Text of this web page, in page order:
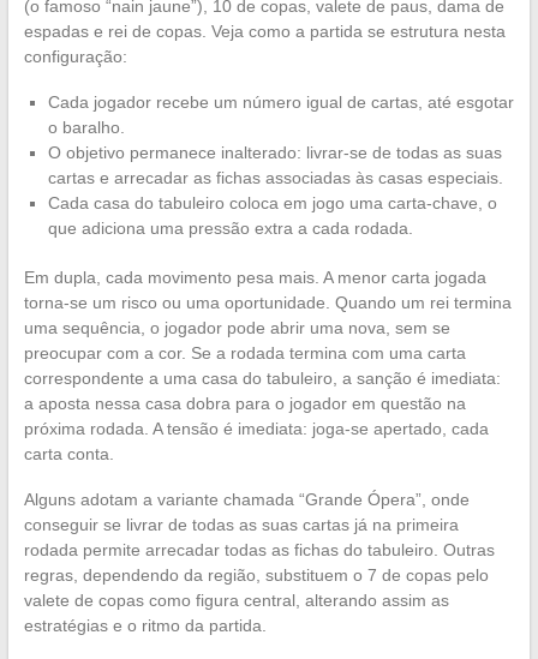
(o famoso “nain jaune”), 10 de copas, valete de paus, dama de
espadas e rei de copas. Veja como a partida se estrutura nesta
configuração:
Cada jogador recebe um número igual de cartas, até esgotar
o baralho.
O objetivo permanece inalterado: livrar-se de todas as suas
cartas e arrecadar as fichas associadas às casas especiais.
Cada casa do tabuleiro coloca em jogo uma carta-chave, o
que adiciona uma pressão extra a cada rodada.
Em dupla, cada movimento pesa mais. A menor carta jogada
torna-se um risco ou uma oportunidade. Quando um rei termina
uma sequência, o jogador pode abrir uma nova, sem se
preocupar com a cor. Se a rodada termina com uma carta
correspondente a uma casa do tabuleiro, a sanção é imediata:
a aposta nessa casa dobra para o jogador em questão na
próxima rodada. A tensão é imediata: joga-se apertado, cada
carta conta.
Alguns adotam a variante chamada “Grande Ópera”, onde
conseguir se livrar de todas as suas cartas já na primeira
rodada permite arrecadar todas as fichas do tabuleiro. Outras
regras, dependendo da região, substituem o 7 de copas pelo
valete de copas como figura central, alterando assim as
estratégias e o ritmo da partida.